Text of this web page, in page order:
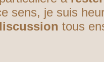
sens, je suis
tous